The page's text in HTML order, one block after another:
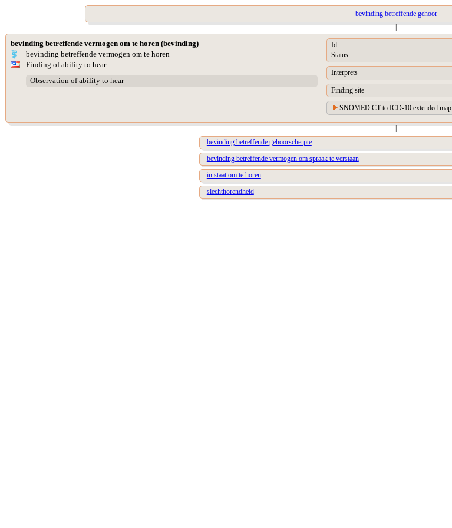
bevinding betreffende gehoor
|
bevinding betreffende vermogen om te horen (bevinding)
bevinding betreffende vermogen om te horen
Finding of ability to hear
Observation of ability to hear
Id
Status
Interprets
Finding site
SNOMED CT to ICD-10 extended map
|
bevinding betreffende gehoorscherpte
bevinding betreffende vermogen om spraak te verstaan
in staat om te horen
slechthorendheid